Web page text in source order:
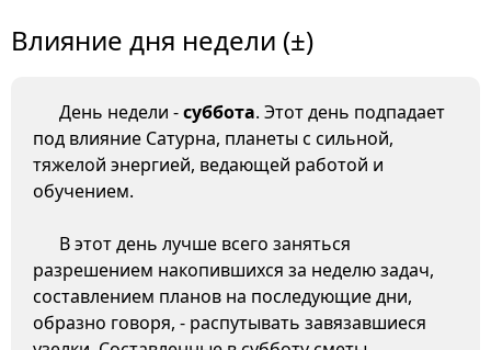
Влияние дня недели (±)
День недели -суббота. Этот день подпадает
под влияние Сатурна, планеты с сильной,
тяжелой энергией, ведающей работой и
обучением.
В этот день лучше всего заняться
разрешением накопившихся за неделю задач,
составлением планов на последующие дни,
образно говоря, - распутывать завязавшиеся